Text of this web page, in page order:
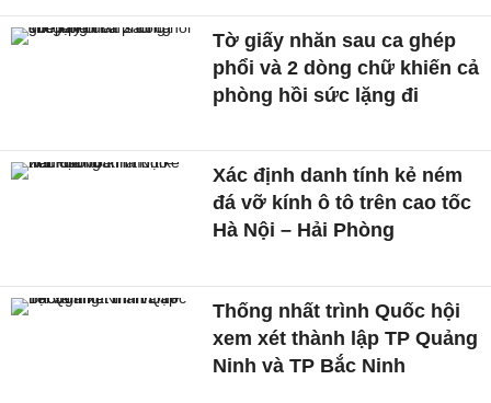
Tờ giấy nhăn sau ca ghép
phổi và 2 dòng chữ khiến cả
phòng hồi sức lặng đi
Xác định danh tính kẻ ném
đá vỡ kính ô tô trên cao tốc
Hà Nội – Hải Phòng
Thống nhất trình Quốc hội
xem xét thành lập TP Quảng
Ninh và TP Bắc Ninh